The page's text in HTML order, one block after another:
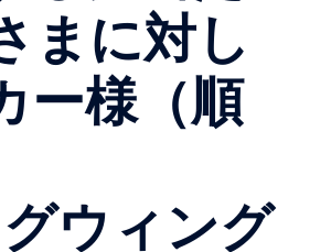
まに対し
ー様（順
ウィング